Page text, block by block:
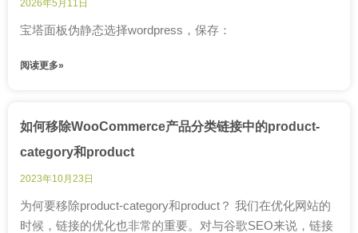
2026年5月11日
宝塔面板伪静态选择wordpress，保存：
阅读更多»
如何移除WooCommerce产品分类链接中的product-
category和product
2023年10月23日
为何要移除product-category和product？ 我们在优化网站的
时候，链接的优化也非常的重要。对与谷歌SEO来说，链接